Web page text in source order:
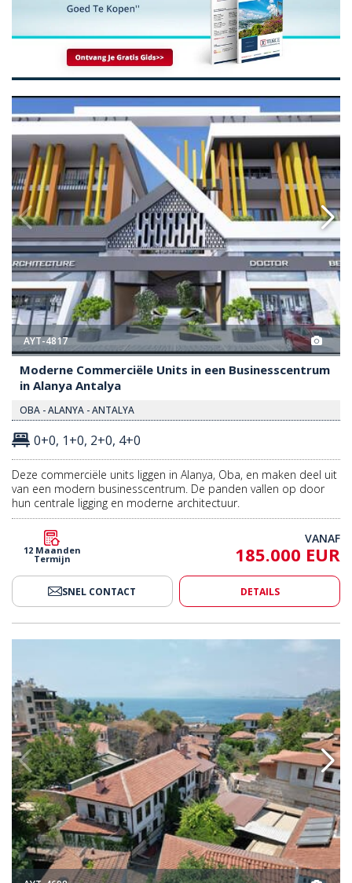
AYT-4817
Moderne Commerciële Units in een Businesscentrum
in Alanya Antalya
OBA - ALANYA - ANTALYA
0+0, 1+0, 2+0, 4+0
Deze commerciële units liggen in Alanya, Oba, en maken deel uit
van een modern businesscentrum. De panden vallen op door
hun centrale ligging en moderne architectuur.
12 Maanden
Termijn
VANAF
185.000 EUR
SNEL CONTACT DETAILS
AYT-4698